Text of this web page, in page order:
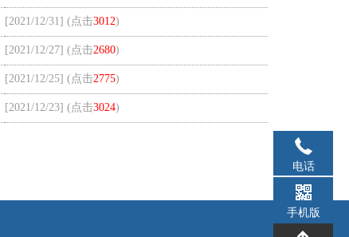
[2021/12/31] (点击3012)
[2021/12/27] (点击2680)
[2021/12/25] (点击2775)
[2021/12/23] (点击3024)
电话
手机版